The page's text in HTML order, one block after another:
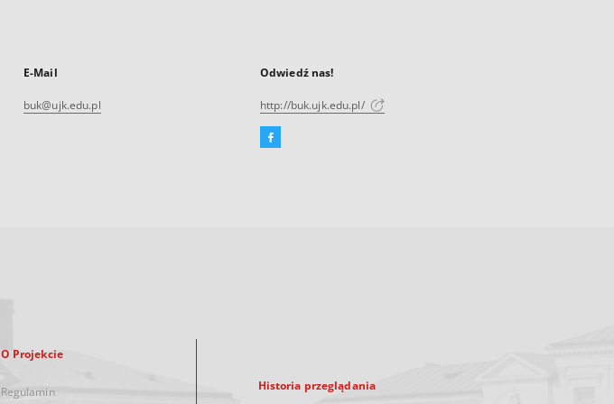
E-Mail
buk@ujk.edu.pl
Odwiedź nas!
http://buk.ujk.edu.pl/
Facebook
O Projekcie
Regulamin Historia przeglądania